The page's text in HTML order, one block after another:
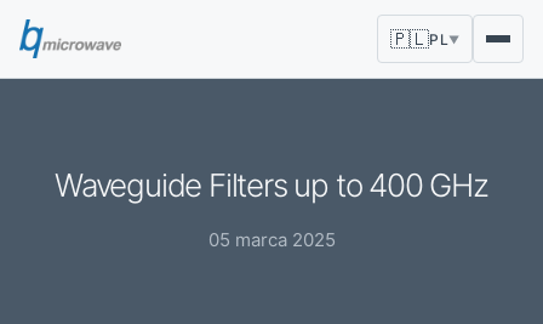
🇵🇱PL ▼
Waveguide Filters up to 400 GHz
05 marca 2025